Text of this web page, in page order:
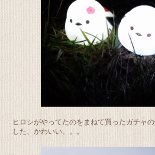
ヒロシがやってたのをまねて買ったガチャ
した、かわいい。。。